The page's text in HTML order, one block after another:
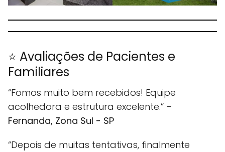
⭐ Avaliações de Pacientes e
Familiares
“Fomos muito bem recebidos! Equipe
acolhedora e estrutura excelente.” –
Fernanda, Zona Sul - SP
“Depois de muitas tentativas, finalmente